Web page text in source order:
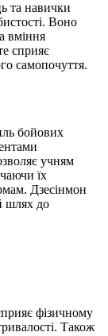
та навички
Воно
вміння
сприяє
самопочуття.
бойових
учням
їх
Дзесінмон
шлях до
фізичному
Також